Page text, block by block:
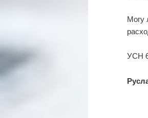
Могу
УСН